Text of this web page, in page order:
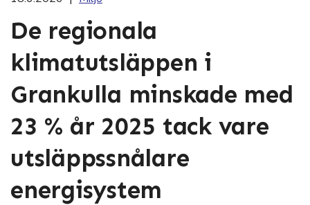
De regionala
klimatutsläppen i
Grankulla minskade med
23 % år 2025 tack vare
utsläppssnålare
energisystem